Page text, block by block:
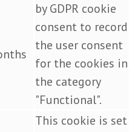
by GDPR cookie
consent to record
the user consent
for the cookies in
the category
"Functional".
This cookie is set